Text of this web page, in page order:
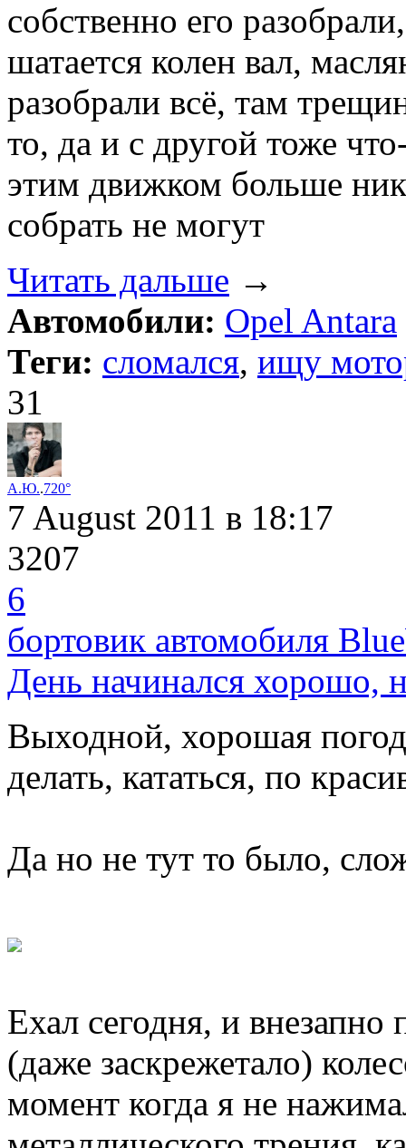
собственно его
шатается колен вал,
разобрали всё, там
то, да и с другой тоже
этим движком больше
собрать не могут
Читать дальше →
Автомобили: Opel Antara
Теги: сломался, ищу
31
А.Ю..720°
7 August 2011 в 18:17
3207
6
бортовик автомобиля
День начинался хорошо,
Выходной, хорошая
делать, кататься, по
Да но не тут то было,
Ехал сегодня, и
(даже заскрежетало)
момент когда я не